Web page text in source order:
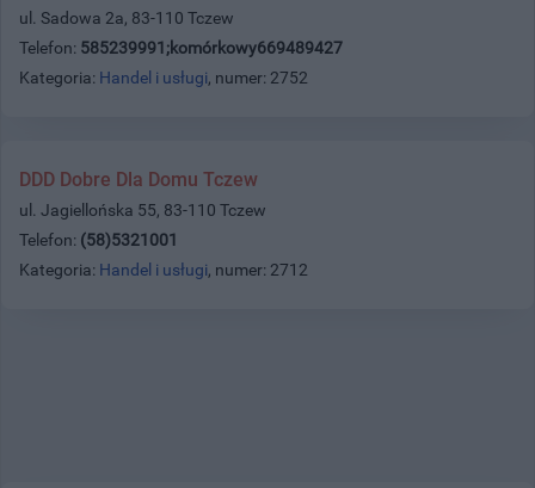
ul. Sadowa 2a, 83-110 Tczew
Telefon: 585239991;komórkowy669489427
Kategoria: Handel i usługi, numer: 2752
DDD Dobre Dla Domu Tczew
ul. Jagiellońska 55, 83-110 Tczew
Telefon: (58)5321001
Kategoria: Handel i usługi, numer: 2712